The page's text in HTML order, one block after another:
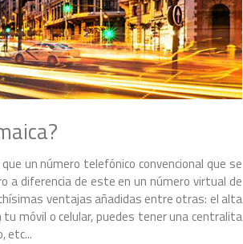
un número telefónico convencional que se
a diferencia de este en un número virtual de
ventajas añadidas entre otras: el alta
móvil o celular, puedes tener una centralita
etc...